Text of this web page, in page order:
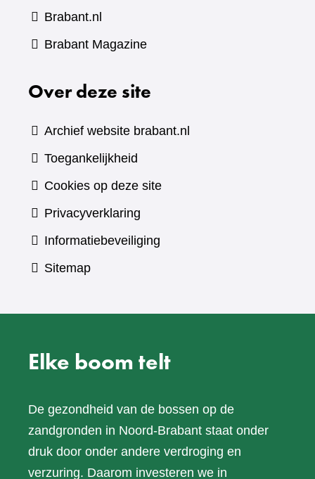
Brabant.nl
Brabant Magazine(verwijst
een
website)
Over deze site
Archief website brabant.nl
Toegankelijkheid
Cookies op deze site
Privacyverklaring
Informatiebeveiliging
Sitemap
Elke boom telt
De gezondheid van de bossen op de
zandgronden in Noord-Brabant staat onder
druk door onder andere verdroging en
verzuring. Daarom investeren we in